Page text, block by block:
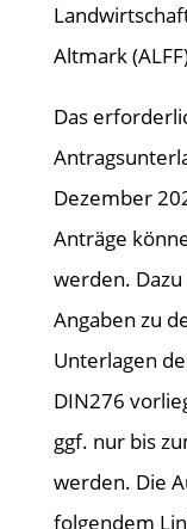
Altmark
Das
Dezember
Anträge
werden.
Angaben zu
Unterlagen
DIN276
ggf. nur bis
werden. Die
folgendem